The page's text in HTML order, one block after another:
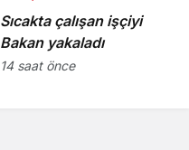
Sıcakta çalışan işçiyi
Bakan yakaladı
14 saat önce